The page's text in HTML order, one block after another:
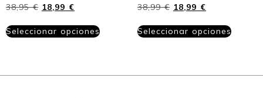
38,95€ 18,99 €
Seleccionar opciones
38,99€ 18,99 €
Seleccionar opciones